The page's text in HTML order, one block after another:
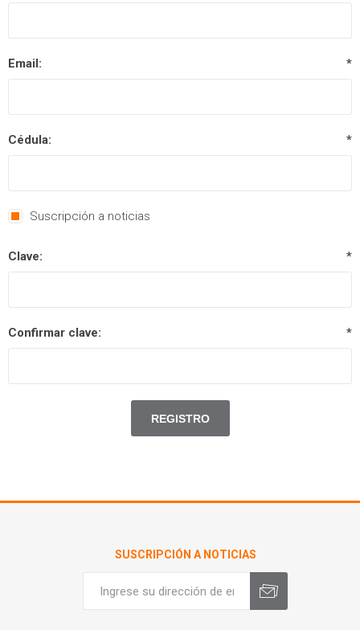
Email: *
Cédula: *
Suscripción a noticias
Clave: *
Confirmar clave: *
SUSCRIPCIÓN A NOTICIAS